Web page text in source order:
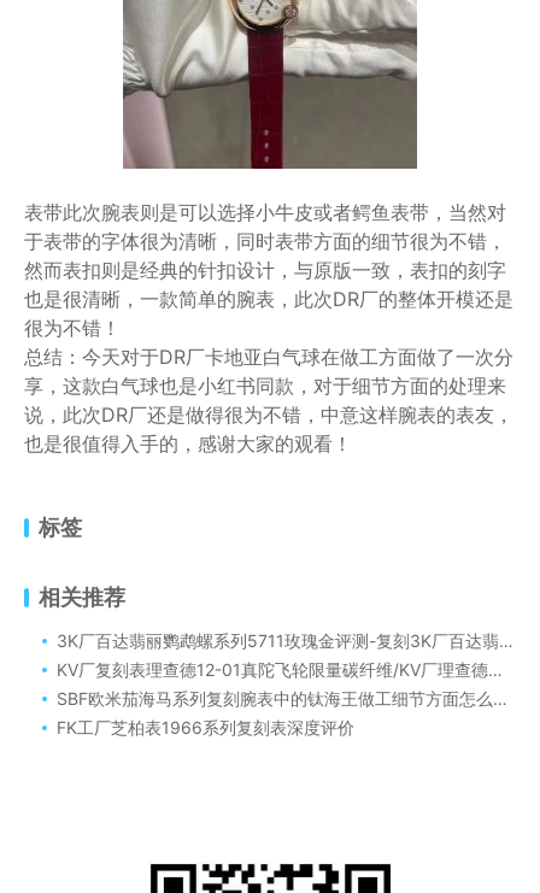
表带此次腕表则是可以选择小牛皮或者鳄鱼表带，当然对
于表带的字体很为清晰，同时表带方面的细节很为不错，
然而表扣则是经典的针扣设计，与原版一致，表扣的刻字
也是很清晰，一款简单的腕表，此次DR厂的整体开模还是
很为不错！
总结：今天对于DR厂卡地亚白气球在做工方面做了一次分
享，这款白气球也是小红书同款，对于细节方面的处理来
说，此次DR厂还是做得很为不错，中意这样腕表的表友，
也是很值得入手的，感谢大家的观看！
标签
相关推荐
3K厂百达翡丽鹦鹉螺系列5711玫瑰金评测-复刻3K厂百达翡丽鹦鹉螺系列5711做工细节方面如何
KV厂复刻表理查德12-01真陀飞轮限量碳纤维/KV厂理查德米勒12-01真陀飞轮做工细节评测
SBF欧米茄海马系列复刻腕表中的钛海王做工细节方面怎么样？
FK工厂芝柏表1966系列复刻表深度评价